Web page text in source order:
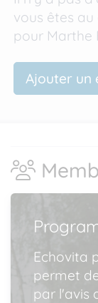
vous êtes
pour Marthe
Ajouter un
Echovita
permet
par l'avis